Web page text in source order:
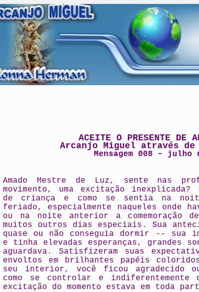
ACEITE O PRESENTE DE
Arcanjo Miguel através de
Mensagem 008 – julho
Amado Mestre de Luz, sente nas
movimento, uma excitação inexplicada?
de criança e como se sentia na
feriado, especialmente naqueles onde
ou na noite anterior a comemoração
muitos outros dias especiais. Sua
quase ou não conseguia dormir -- sua
e tinha elevadas esperanças, grandes
aguardava. Satisfizeram suas
envoltos em brilhantes papéis
seu interior, você ficou agradecido ou
como se controlar e indiferentemente
excitação do momento estava em toda